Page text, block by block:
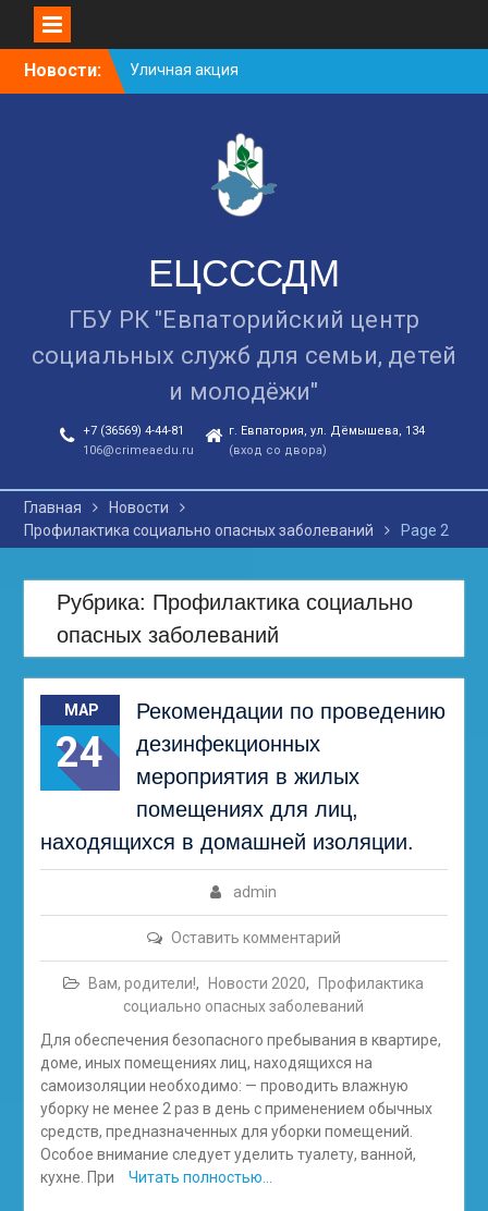
SkipНовости:
Наркотикам — НЕТ!»
Занятие в рамках школы
молодожёнов прошло в
Cоциологический опрос
граждан старше 55 лет по
вопросам занятости
ЕЦСССДМ
ГБУ РК "Евпаторийский центр
социальных служб для семьи, детей
и молодёжи"
+7 (36569) 4-44-81
106@crimeaedu.ru
г. Евпатория, ул. Дёмышева, 134
(вход со двора)
Главная
Новости
Профилактика социально опасных заболеваний
Page 2
Рубрика: Профилактика социально
опасных заболеваний
МАР
24
Рекомендации по проведению
дезинфекционных
мероприятия в жилых
помещениях для лиц,
находящихся в домашней изоляции.
admin
Оставить комментарий
Вам, родители!, Новости 2020,
Профилактика
социально опасных заболеваний
Для обеспечения безопасного пребывания в квартире,
доме, иных помещениях лиц, находящихся на
самоизоляции необходимо: — проводить влажную
уборку не менее 2 раз в день с применением обычных
средств, предназначенных для уборки помещений.
Особое внимание следует уделить туалету, ванной,
кухне. При
Читать полностью…